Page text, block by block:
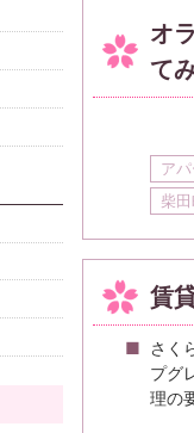
オ
て
ア
柴
賃
さく
プグ
理の